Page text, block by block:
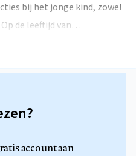
bij het jonge kind, zowel
de leeftijd van…
account aan